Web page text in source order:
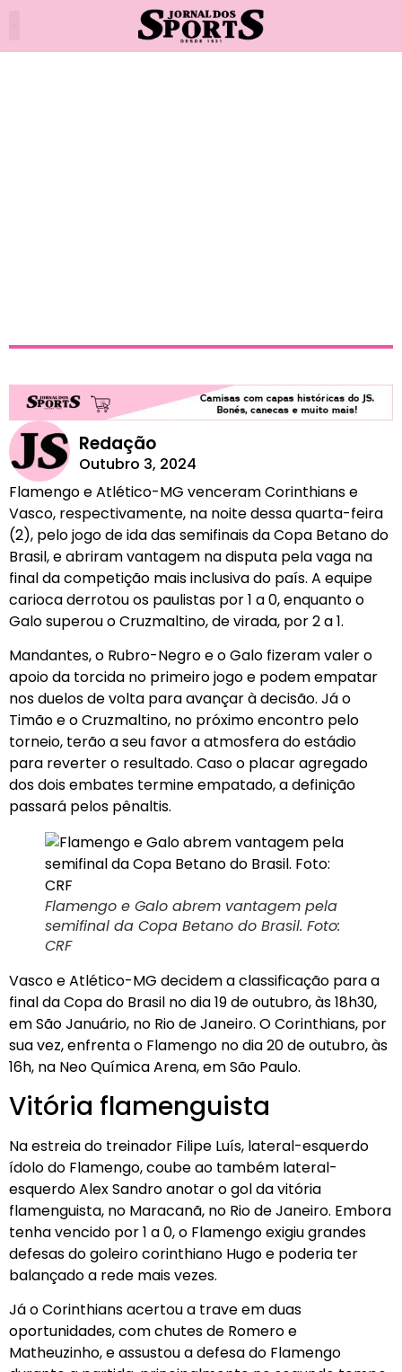
Redação
Outubro 3, 2024
Flamengo e Atlético-MG venceram Corinthians e
Vasco, respectivamente, na noite dessa quarta-feira
(2), pelo jogo de ida das semifinais da Copa Betano do
Brasil, e abriram vantagem na disputa pela vaga na
final da competição mais inclusiva do país. A equipe
carioca derrotou os paulistas por 1 a 0, enquanto o
Galo superou o Cruzmaltino, de virada, por 2 a 1.
Mandantes, o Rubro-Negro e o Galo fizeram valer o
apoio da torcida no primeiro jogo e podem empatar
nos duelos de volta para avançar à decisão. Já o
Timão e o Cruzmaltino, no próximo encontro pelo
torneio, terão a seu favor a atmosfera do estádio
para reverter o resultado. Caso o placar agregado
dos dois embates termine empatado, a definição
passará pelos pênaltis.
Flamengo e Galo abrem vantagem pela
semifinal da Copa Betano do Brasil. Foto:
CRF
Vasco e Atlético-MG decidem a classificação para a
final da Copa do Brasil no dia 19 de outubro, às 18h30,
em São Januário, no Rio de Janeiro. O Corinthians, por
sua vez, enfrenta o Flamengo no dia 20 de outubro, às
16h, na Neo Química Arena, em São Paulo.
Vitória flamenguista
Na estreia do treinador Filipe Luís, lateral-esquerdo
ídolo do Flamengo, coube ao também lateral-
esquerdo Alex Sandro anotar o gol da vitória
flamenguista, no Maracanã, no Rio de Janeiro. Embora
tenha vencido por 1 a 0, o Flamengo exigiu grandes
defesas do goleiro corinthiano Hugo e poderia ter
balançado a rede mais vezes.
Já o Corinthians acertou a trave em duas
oportunidades, com chutes de Romero e
Matheuzinho, e assustou a defesa do Flamengo